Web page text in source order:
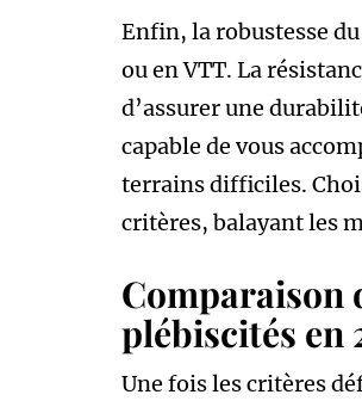
Enfin, la robustesse
ou en VTT. La
d’assurer une
capable de vous
terrains difficiles.
critères, balayant les
Comparaison
plébiscités en
Une fois les critères